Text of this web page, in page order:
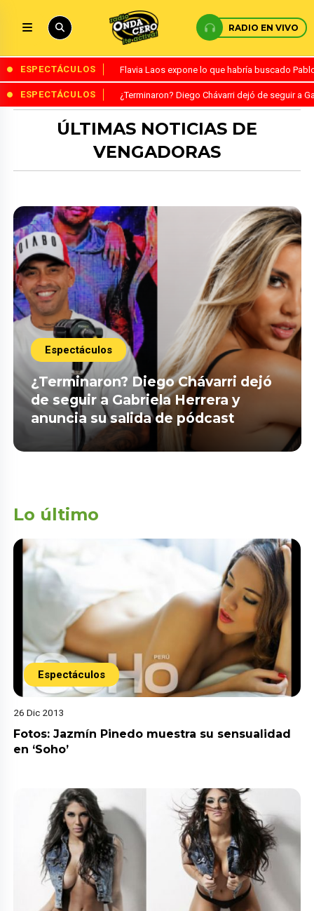
RADIO EN VIVO
ESPECTÁCULOS Flavia Laos expone lo que habría buscado
ESPECTÁCULOS ¿Terminaron? Diego Chávarri dejó de seguir a
ÚLTIMAS NOTICIAS DE
VENGADORAS
Espectáculos
¿Terminaron? Diego Chávarri dejó
de seguir a Gabriela Herrera y
anuncia su salida de pódcast
Lo último
Espectáculos
26 Dic 2013
Fotos: Jazmín Pinedo muestra su sensualidad
en ‘Soho’